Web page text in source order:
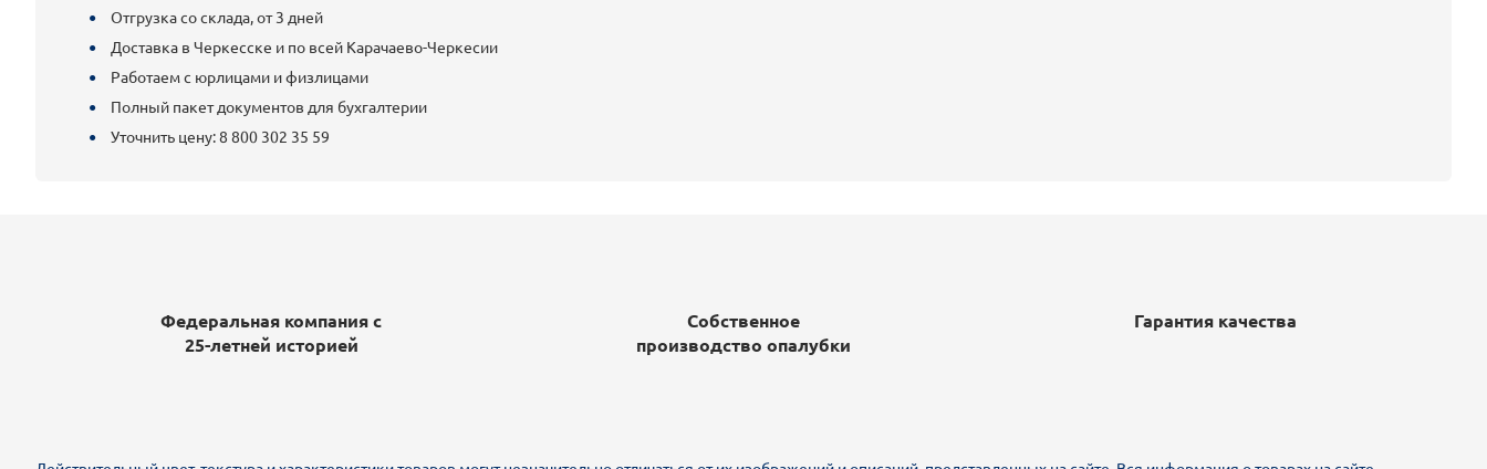
Отгрузка со склада, от 3 дней
Доставка в Черкесске и по всей Карачаево-Черкесии
Работаем с юрлицами и физлицами
Полный пакет документов для бухгалтерии
Уточнить цену: 8 800 302 35 59
Федеральная компания с
25-летней историей
Собственное
производство опалубки
Гарантия качества